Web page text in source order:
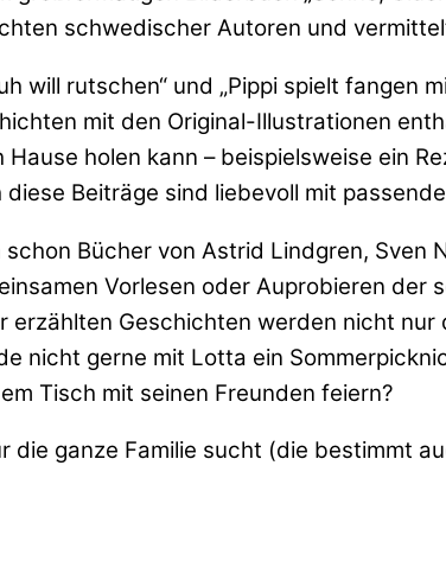
schwedischer Autoren und
will rutschen“ und „Pippi spielt fangen
mit den Original-Illustrationen
holen kann – beispielsweise ein
Beiträge sind liebevoll mit
Bücher von Astrid Lindgren, Sven
Vorlesen oder Auprobieren der
Geschichten werden nicht
nicht gerne mit Lotta ein
Tisch mit seinen Freunden feiern?
ganze Familie sucht (die bestimmt